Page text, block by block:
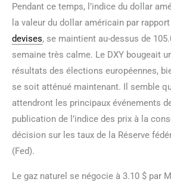
Pendant ce temps, l’indice du dollar
la valeur du dollar américain par
devises, se maintient au-dessus de
semaine très calme. Le DXY bougeait
résultats des élections européennes,
se soit atténué maintenant. Il semble
attendront les principaux événements
publication de l’indice des prix à la
décision sur les taux de la Réserve
(Fed).
Le gaz naturel se négocie à 3.10 $ par